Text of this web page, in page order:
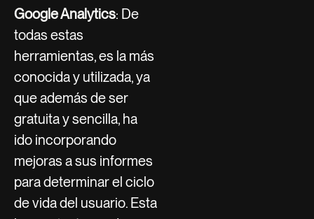
Google Analytics: De
todas estas
herramientas, es la más
conocida y utilizada, ya
que además de ser
gratuita y sencilla, ha
ido incorporando
mejoras a sus informes
para determinar el ciclo
de vida del usuario. Esta